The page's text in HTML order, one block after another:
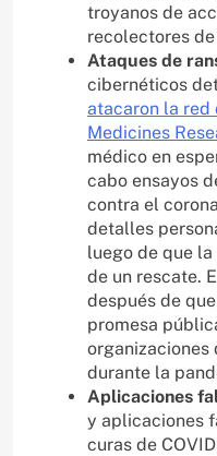
troyanos de
recolectores
Ataques de
cibernéticos
atacaron la red
Medicines
médico en
cabo ensayos
contra el
detalles
luego de que
de un rescate.
después de
promesa
organizaciones
durante la
Aplicaciones
y aplicaciones
curas de